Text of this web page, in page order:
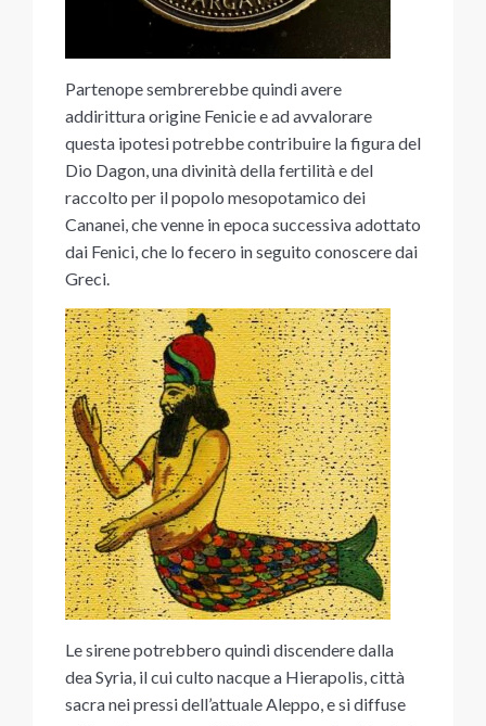
Partenope sembrerebbe quindi avere
addirittura origine Fenicie e ad avvalorare
questa ipotesi potrebbe contribuire la figura del
Dio Dagon, una divinità della fertilità e del
raccolto per il popolo mesopotamico dei
Cananei, che venne in epoca successiva adottato
dai Fenici, che lo fecero in seguito conoscere dai
Greci.
Le sirene potrebbero quindi discendere dalla
dea Syria, il cui culto nacque a Hierapolis, città
sacra nei pressi dell’attuale Aleppo, e si diffuse